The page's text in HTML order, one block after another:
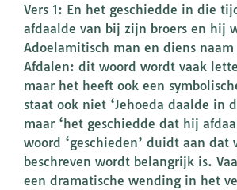
Vers 1: En het geschiedde in die
afdaalde van bij zijn broers en hij
Adoelamitisch man en diens naam
Afdalen: dit woord wordt vaak
maar het heeft ook een
staat ook niet ‘Jehoeda daalde in
maar ‘het geschiedde dat hij
woord ‘geschieden’ duidt aan dat
beschreven wordt belangrijk is.
een dramatische wending in het